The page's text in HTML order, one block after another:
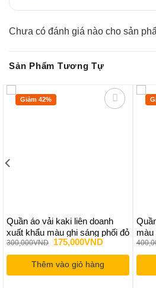
Chưa có đánh giá nào cho sản
Sản Phẩm Tương Tự
Giảm 42%
Quần áo vải kaki liên doanh
xuất khẩu màu ghi sáng phối đỏ
300,000VND
Giá
là:
300,000VND.
175,000VNDGiá
tại
là:
175,000VND.
Thêm vào giỏ hàng
màu